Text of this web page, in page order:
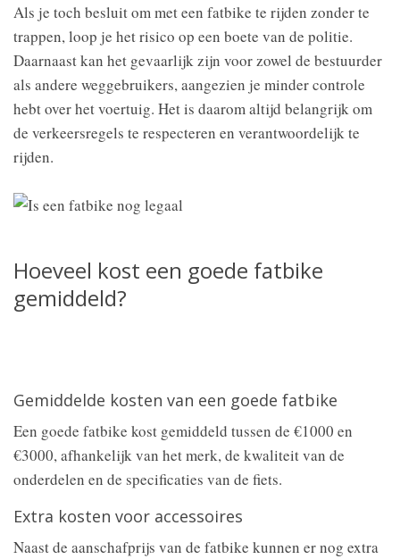
Als je toch besluit om met een fatbike te rijden zonder te
trappen, loop je het risico op een boete van de politie.
Daarnaast kan het gevaarlijk zijn voor zowel de bestuurder
als andere weggebruikers, aangezien je minder controle
hebt over het voertuig. Het is daarom altijd belangrijk om
de verkeersregels te respecteren en verantwoordelijk te
rijden.
Hoeveel kost een goede fatbike
gemiddeld?
Gemiddelde kosten van een goede fatbike
Een goede fatbike kost gemiddeld tussen de €1000 en
€3000, afhankelijk van het merk, de kwaliteit van de
onderdelen en de specificaties van de fiets.
Extra kosten voor accessoires
Naast de aanschafprijs van de fatbike kunnen er nog extra